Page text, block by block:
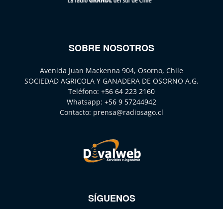
SOBRE NOSOTROS
Avenida Juan Mackenna 904, Osorno, Chile
SOCIEDAD AGRICOLA Y GANADERA DE OSORNO A.G.
Teléfono: +56 64 223 2160
Whatsapp: +56 9 57244942
Contacto: prensa@radiosago.cl
SÍGUENOS